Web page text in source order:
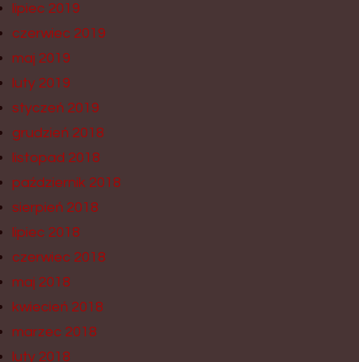
lipiec 2019
czerwiec 2019
maj 2019
luty 2019
styczeń 2019
grudzień 2018
listopad 2018
październik 2018
sierpień 2018
lipiec 2018
czerwiec 2018
maj 2018
kwiecień 2018
marzec 2018
luty 2018